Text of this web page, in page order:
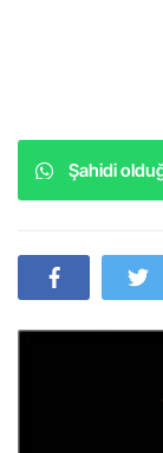
Şahidi